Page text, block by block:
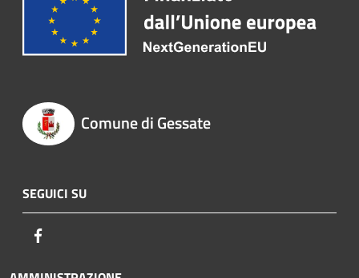
Comune di Gessate
SEGUICI SU